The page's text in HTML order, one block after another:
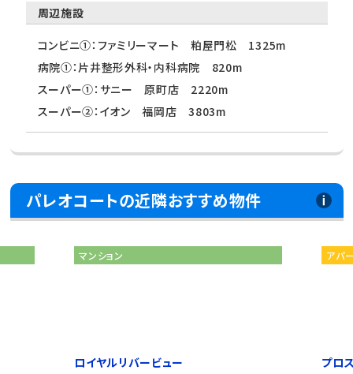
周辺施設
コンビニ①：ファミリーマート 粕屋門松 1325m
病院①：片井整形外科・内科病院 820m
スーパー①：サニー 原町店 2220m
スーパー②：イオン 福岡店 3803m
パレオコートの近隣おすすめ物件
マンション
ロイヤルリバービュー
アパ
プロ